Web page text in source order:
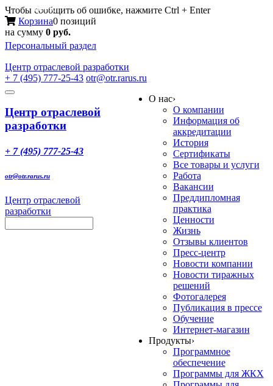
Чтобы сообщить об ошибке, нажмите Ctrl + Enter
Корзина0 позиций
на сумму 0 руб.
Персональный раздел
Центр отраслевой разработки
+ 7 (495) 777-25-43 otr@otr.rarus.ru
Toggle
Меню
Центр отраслевой
разработки
+ 7 (495) 777-25-43
otr@otr.rarus.ru
Центр отраслевой
разработки
О нас›
О компании
Информация об
аккредитации
История
Сертификаты
Все товары и услуги
Работа
Вакансии
Преддипломная
практика
Ценности
Жизнь
Отзывы клиентов
Пресс-центр
Новости компании
Новости тиражных
решений
Фотогалерея
Публикация в прессе
Обучение
Интернет-магазин
Продукты›
Программное
обеспечение
Программы для ЖКХ